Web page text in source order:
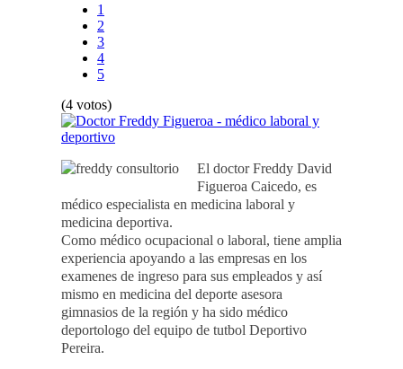
1
2
3
4
5
(4 votos)
El doctor Freddy David
Figueroa Caicedo, es
médico especialista en medicina laboral y
medicina deportiva.
Como médico ocupacional o laboral, tiene amplia
experiencia apoyando a las empresas en los
examenes de ingreso para sus empleados y así
mismo en medicina del deporte asesora
gimnasios de la región y ha sido médico
deportologo del equipo de tutbol Deportivo
Pereira.